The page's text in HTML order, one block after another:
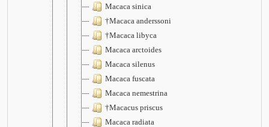
Macaca sinica
†Macaca anderssoni
†Macaca libyca
Macaca arctoides
Macaca silenus
Macaca fuscata
Macaca nemestrina
†Macacus priscus
Macaca radiata